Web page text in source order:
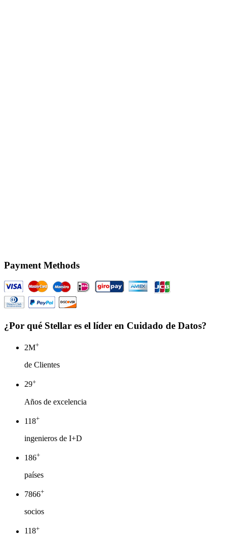
Payment Methods
¿Por qué Stellar es el líder en Cuidado de Datos?
3M+
de Clientes
30+
Años de excelencia
120+
ingenieros de I+D
190+
países
8000+
socios
120+